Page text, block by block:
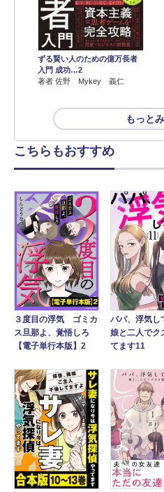
ずる賢い人のための億万長者
入門 成功…2
著者 佐野 Mykey 義仁
もっと
こちらもおすすめ
３度目の浮気 ゴミカ
ス旦那よ、覚悟しろ
【電子単行本版】2
パパ、浮気し
娘と二人でク
てます11